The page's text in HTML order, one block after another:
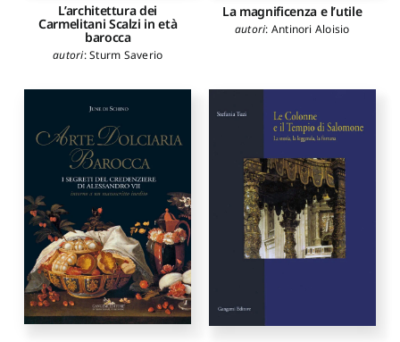
L’architettura dei
Carmelitani Scalzi in età
barocca
autori:Sturm Saverio
La magnificenza e l’utile
autori: Antinori Aloisio